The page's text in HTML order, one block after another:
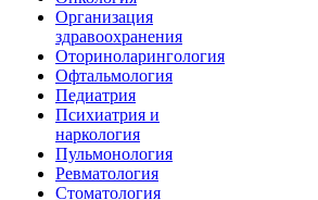
Организация
здравоохранения
Оториноларингология
Офтальмология
Педиатрия
Психиатрия и
наркология
Пульмонология
Ревматология
Стоматология